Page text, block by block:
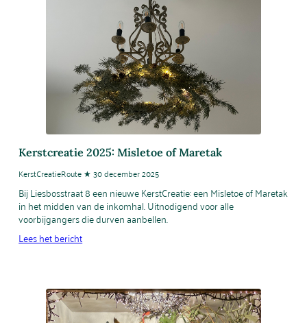
Kerstcreatie 2025: Misletoe of Maretak
KerstCreatieRoute ★ 30 december 2025
Bij Liesbosstraat 8 een nieuwe KerstCreatie: een Misletoe of Maretak
in het midden van de inkomhal. Uitnodigend voor alle
voorbijgangers die durven aanbellen.
Lees het bericht